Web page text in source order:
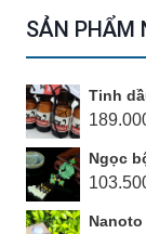
SẢN PHẨM
Tinh
Ngọc